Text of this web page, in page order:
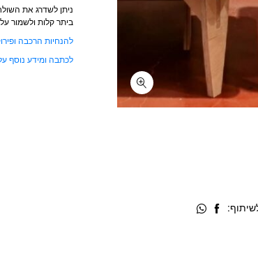
ניתן לשדרג את
ביתר קלות ולשמור
להנחיות הרכבה
לכתבה ומידע נוסף